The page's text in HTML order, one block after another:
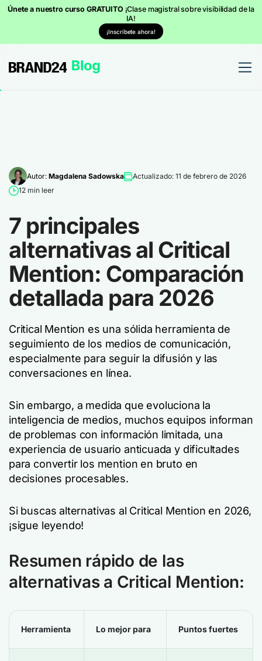
Únete a nuestro curso GRATUITO ¡Clase magistral sobre visibilidad de la
IA!
¡Inscríbete ahora!
Autor: Magdalena Sadowska
Actualizado: 11 de febrero de 2026
12 min leer
7 principales
alternativas al Critical
Mention: Comparación
detallada para 2026
Critical Mention es una sólida herramienta de
seguimiento de los medios de comunicación,
especialmente para seguir la difusión y las
conversaciones en línea.
Sin embargo, a medida que evoluciona la
inteligencia de medios, muchos equipos informan
de problemas con información limitada, una
experiencia de usuario anticuada y dificultades
para convertir los mention en bruto en
decisiones procesables.
Si buscas alternativas al Critical Mention en 2026,
¡sigue leyendo!
Resumen rápido de las
alternativas a Critical Mention:
Herramienta Lo mejor para Puntos fuertes